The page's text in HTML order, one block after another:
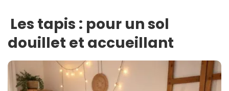
Les tapis : pour un sol
douillet et accueillant